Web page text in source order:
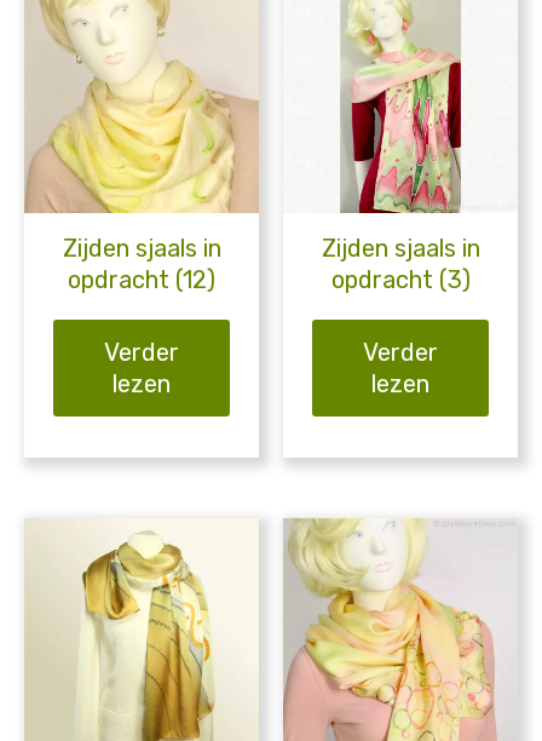
Zijden sjaals in
opdracht (12)
Verder
lezen
Zijden sjaals in
opdracht (3)
Verder
lezen